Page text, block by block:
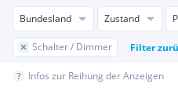
Bundesland Zustand
Schalter / Dimmer Filter
Infos zur Reihung der Anzeigen